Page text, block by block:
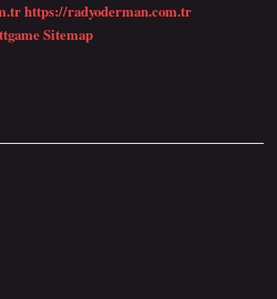
https://radyoderman.com.tr
Sitemap